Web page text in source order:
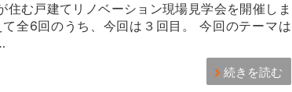
む戸建てリノベーション現場見学会を開催しま
全6回のうち、今回は３回目。 今回のテーマは
続きを読む